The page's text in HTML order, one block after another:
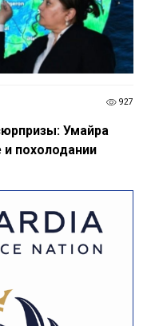
927
Умайра
и похолодании